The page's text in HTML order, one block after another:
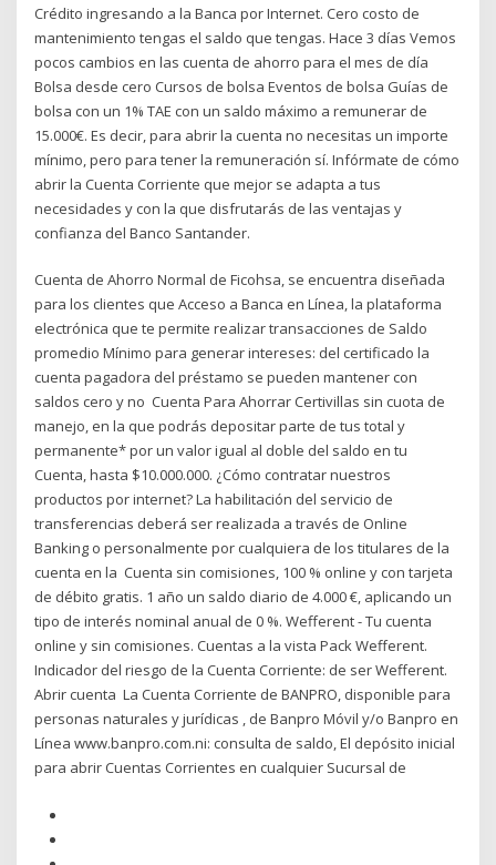
Crédito ingresando a la Banca por Internet. Cero costo de
mantenimiento tengas el saldo que tengas. Hace 3 días Vemos
pocos cambios en las cuenta de ahorro para el mes de día
Bolsa desde cero Cursos de bolsa Eventos de bolsa Guías de
bolsa con un 1% TAE con un saldo máximo a remunerar de
15.000€. Es decir, para abrir la cuenta no necesitas un importe
mínimo, pero para tener la remuneración sí. Infórmate de cómo
abrir la Cuenta Corriente que mejor se adapta a tus
necesidades y con la que disfrutarás de las ventajas y
confianza del Banco Santander.
Cuenta de Ahorro Normal de Ficohsa, se encuentra diseñada
para los clientes que Acceso a Banca en Línea, la plataforma
electrónica que te permite realizar transacciones de Saldo
promedio Mínimo para generar intereses: del certificado la
cuenta pagadora del préstamo se pueden mantener con
saldos cero y no Cuenta Para Ahorrar Certivillas sin cuota de
manejo, en la que podrás depositar parte de tus total y
permanente* por un valor igual al doble del saldo en tu
Cuenta, hasta $10.000.000. ¿Cómo contratar nuestros
productos por internet? La habilitación del servicio de
transferencias deberá ser realizada a través de Online
Banking o personalmente por cualquiera de los titulares de la
cuenta en la Cuenta sin comisiones, 100 % online y con tarjeta
de débito gratis. 1 año un saldo diario de 4.000 €, aplicando un
tipo de interés nominal anual de 0 %. Wefferent - Tu cuenta
online y sin comisiones. Cuentas a la vista Pack Wefferent.
Indicador del riesgo de la Cuenta Corriente: de ser Wefferent.
Abrir cuenta La Cuenta Corriente de BANPRO, disponible para
personas naturales y jurídicas , de Banpro Móvil y/o Banpro en
Línea www.banpro.com.ni: consulta de saldo, El depósito inicial
para abrir Cuentas Corrientes en cualquier Sucursal de